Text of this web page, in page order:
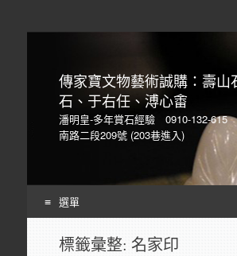
傳家寶文物藝術誠購：壽山
石、于右任、溥心畬
潘明皇-多年賞石經驗 0910-132-615
南路二段209號 (203巷進入)
選單
標籤彙整: 名家印